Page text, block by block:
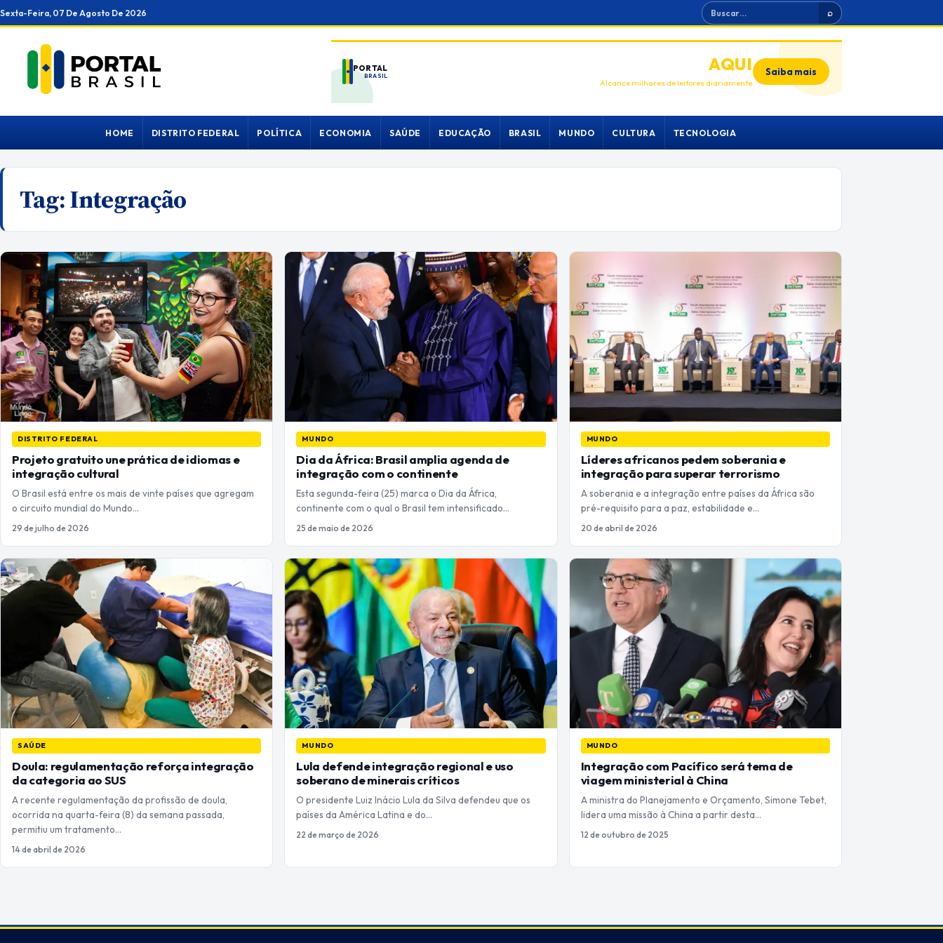
Ir
para
conteúdo
Sexta-Feira, 07 De Agosto De 2026 Buscar ⌕
PORTAL
BRASIL
ANUNCIEAQUI
Alcance milhares de leitores diariamente
Saiba mais
HOME DISTRITO FEDERAL POLÍTICA ECONOMIA SAÚDE EDUCAÇÃO BRASIL MUNDO CULTURA TECNOLOGIA
Tag:Integração
DISTRITO FEDERAL
Projeto gratuito une prática de idiomas e
integração cultural
O Brasil está entre os mais de vinte países que agregam
o circuito mundial do Mundo…
29 de julho de 2026
MUNDO
Dia da África: Brasil amplia agenda de
integração com o continente
Esta segunda-feira (25) marca o Dia da África,
continente com o qual o Brasil tem intensificado…
25 de maio de 2026
MUNDO
Líderes africanos pedem soberania e
integração para superar terrorismo
A soberania e a integração entre países da África são
pré-requisito para a paz, estabilidade e…
20 de abril de 2026
SAÚDE
Doula: regulamentação reforça integração
da categoria ao SUS
A recente regulamentação da profissão de doula,
ocorrida na quarta-feira (8) da semana passada,
permitiu um tratamento…
14 de abril de 2026
MUNDO
Lula defende integração regional e uso
soberano de minerais críticos
O presidente Luiz Inácio Lula da Silva defendeu que os
países da América Latina e do…
22 de março de 2026
MUNDO
Integração com Pacífico será tema de
viagem ministerial à China
A ministra do Planejamento e Orçamento, Simone Tebet,
lidera uma missão à China a partir desta…
12 de outubro de 2025